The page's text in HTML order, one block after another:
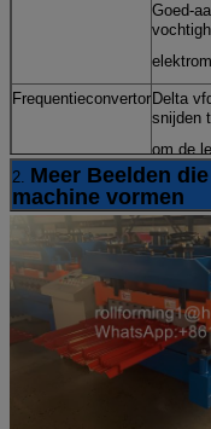
Goed-
Frequentieconvertor Delta
snijden
om de
veel
Lengte
Metingsapparaat
Omron,
Het
2. Meer Beelden
machine vormen